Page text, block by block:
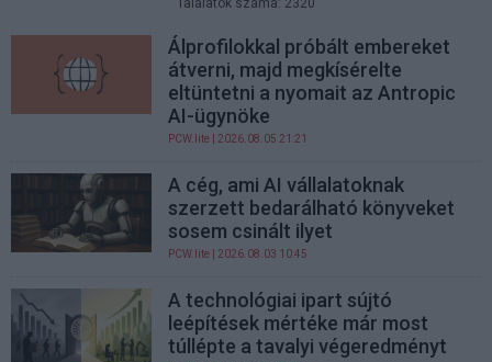
Találatok száma: 2320
Álprofilokkal próbált embereket
átverni, majd megkísérelte
eltüntetni a nyomait az Antropic
AI-ügynöke
PCW.lite | 2026.08.05 21:21
A cég, ami AI vállalatoknak
szerzett bedarálható könyveket
sosem csinált ilyet
PCW.lite | 2026.08.03 10:45
A technológiai ipart sújtó
leépítések mértéke már most
túllépte a tavalyi végeredményt